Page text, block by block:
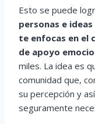
Esto se puede
personas e
te enfocas en el
de apoyo
miles. La idea es
comunidad que,
su percepción y
seguramente